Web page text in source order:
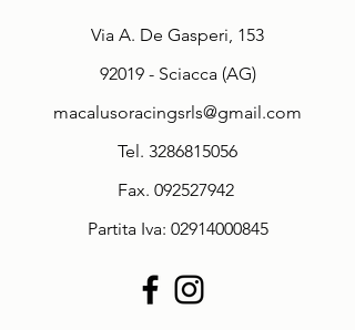
Via A. De Gasperi, 153
92019 - Sciacca (AG)
macalusoracingsrls@gmail.com
Tel. 3286815056
Fax. 092527942
Partita Iva: 02914000845